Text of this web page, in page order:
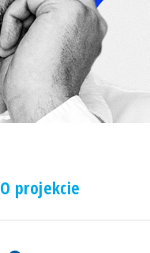
O projekcie